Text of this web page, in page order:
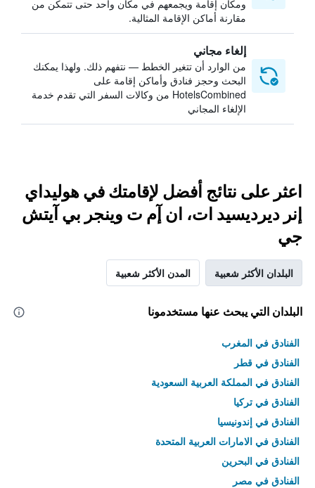
ومكان إقامة ويجمعهم في مكان واحد حتى تتمكن من
مقارنة أماكن الإقامة المثالية.
إلغاء مجاني
من الوارد أن تتغير الخطط — نتفهم ذلك. ولهذا يمكنك
البحث وحجز فنادق وأماكن إقامة على
HotelsCombined من وكالات السفر التي تقدم خدمة
الإلغاء المجاني
اعثر على نتائج أفضل لإقامتك في هوليداي
إنر ديرديسيد ات، ان إٓم ت وينجر بي آيتش
جي
البلدان الأكثر شعبية المدن الأكثر شعبية
البلدان التي يبحث عنها مستخدمونا
الفنادق في المغرب
الفنادق في قطر
الفنادق في المملكة العربية السعودية
الفنادق في تركيا
الفنادق في إندونيسيا
الفنادق في الامارات العربية المتحدة
الفنادق في البحرين
الفنادق في مصر